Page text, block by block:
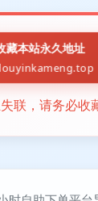
藏本站永久地址
联，请务必收